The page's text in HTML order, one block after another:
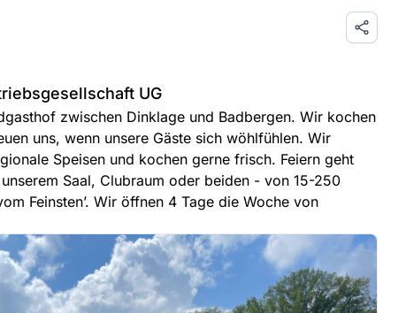
UG
zwischen Dinklage und Badbergen. Wir kochen
uns, wenn unsere Gäste sich wöhlfühlen. Wir
Speisen und kochen gerne frisch. Feiern geht
Saal, Clubraum oder beiden - von 15-250
Feinsten’. Wir öffnen 4 Tage die Woche von